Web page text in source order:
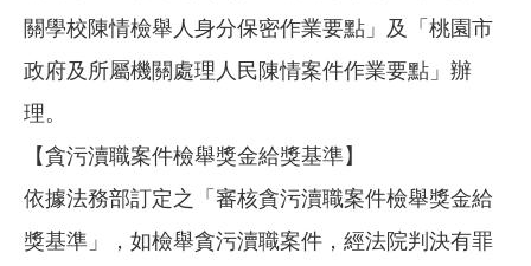
關學校陳情檢舉人身分保密作業要點」及「桃園市
政府及所屬機關處理人民陳情案件作業要點」辦
理。
【貪污瀆職案件檢舉獎金給獎基準】
依據法務部訂定之「審核貪污瀆職案件檢舉獎金給
獎基準」，如檢舉貪污瀆職案件，經法院判決有罪